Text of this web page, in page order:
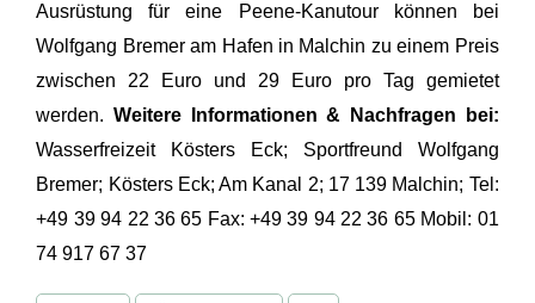
Ausrüstung für eine Peene-Kanutour können bei
Wolfgang Bremer am Hafen in Malchin zu einem Preis
zwischen 22 Euro und 29 Euro pro Tag gemietet
werden. Weitere Informationen & Nachfragen bei:
Wasserfreizeit Kösters Eck; Sportfreund Wolfgang
Bremer; Kösters Eck; Am Kanal 2; 17 139 Malchin; Tel:
+49 39 94 22 36 65 Fax: +49 39 94 22 36 65 Mobil: 01
74 917 67 37